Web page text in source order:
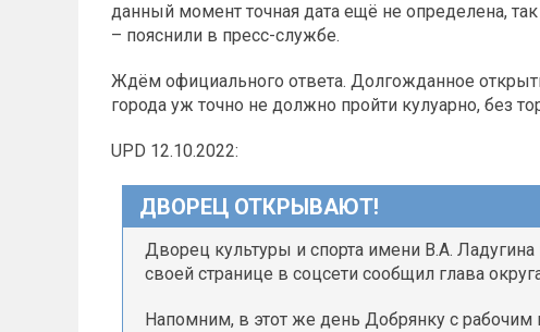
данный момент точная дата ещё не определена,
– пояснили в пресс-службе.
Ждём официального ответа. Долгожданное
города уж точно не должно пройти кулуарно, без
UPD 12.10.2022:
ДВОРЕЦ ОТКРЫВАЮТ!
Дворец культуры и спорта имени В.А.
своей странице в соцсети сообщил глава
Напомним, в этот же день Добрянку с рабочим